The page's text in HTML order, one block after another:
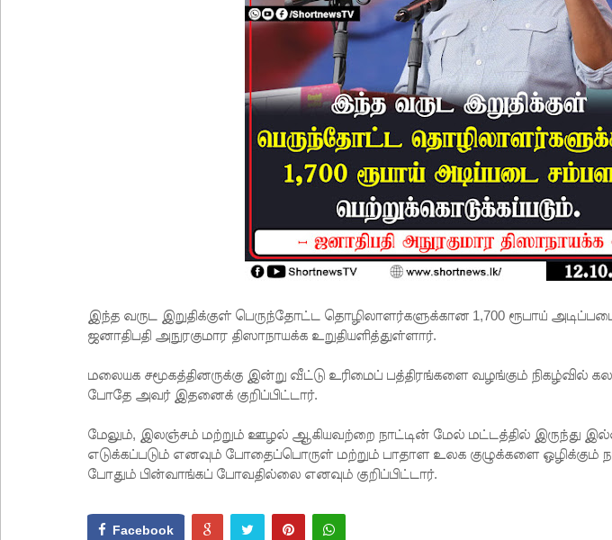
இந்த வருட இறுதிக்குள் பெருந்தோட்ட தொழிலாளர்களுக்கான 1,700 ரூபாய்
ஜனாதிபதி அநுரகுமார திஸாநாயக்க உறுதியளித்துள்ளார்.
மலையக சமூகத்தினருக்கு இன்று வீட்டு உரிமைப் பத்திரங்களை வழங்கும் நிகழ்வில்
போதே அவர் இதனைக் குறிப்பிட்டார்.
மேலும், இலஞ்சம் மற்றும் ஊழல் ஆகியவற்றை நாட்டின் மேல் மட்டத்தில் இருந்து
எடுக்கப்படும் எனவும் போதைப்பொருள் மற்றும் பாதாள உலக குழுக்களை ஒழிக்கும்
போதும் பின்வாங்கப் போவதில்லை எனவும் குறிப்பிட்டார்.
Facebook